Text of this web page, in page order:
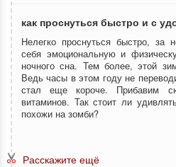
как проснуться быстро и с
Нелегко проснуться быстро, за
себя эмоциональную и
ночного сна. Тем более, этой
Ведь часы в этом году не
стал еще короче. Прибавим
витаминов. Так стоит ли
похожи на зомби?
Расскажите ещё